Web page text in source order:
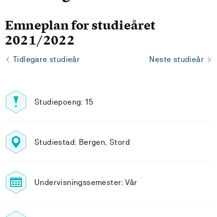
Emneplan for studieåret
2021/2022
Tidlegare studieår Neste studieår
Studiepoeng: 15
Studiestad: Bergen, Stord
Undervisningssemester: Vår